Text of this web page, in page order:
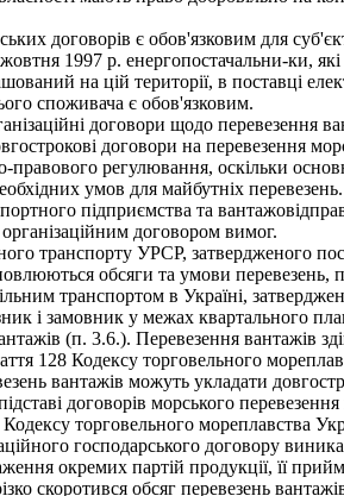
договорів є обов'язковим для
1997 р. енергопостачальни-ки,
на цій території, в поставці
споживача є обов'язковим.
договори щодо перевезення
договори на перевезення
регулювання, оскільки
умов для майбутніх
підприємства та
договором вимог.
транспорту УРСР, затвердженого
обсяги та умови
транспортом в Україні,
і замовник у межах квартального
(п. 3.6.). Перевезення вантажів
128 Кодексу торговельного
вантажів можуть укладати
договорів морського
торговельного мореплавства
господарського договору
окремих партій продукції, її
скоротився обсяг перевезень